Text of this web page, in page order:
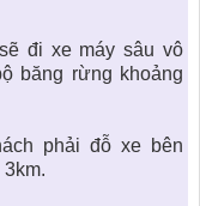
đi xe máy sâu vô
băng rừng khoảng
phải đỗ xe bên